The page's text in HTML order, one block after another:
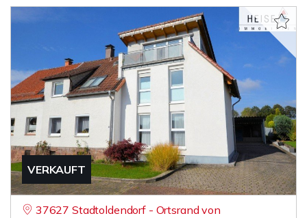
VERKAUFT
37627 Stadtoldendorf - Ortsrand von